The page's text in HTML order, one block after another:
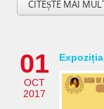
CITEȘTE MAI
01
OCT
2017